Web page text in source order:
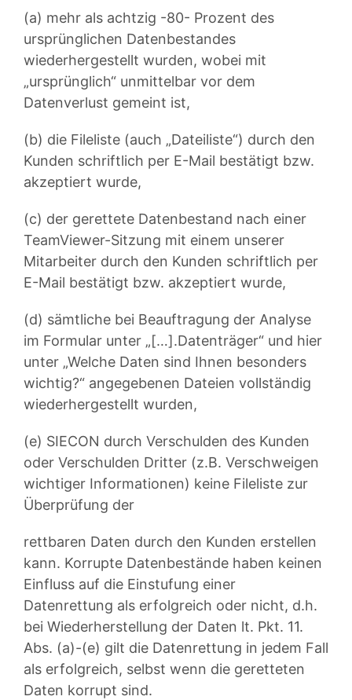
(a) mehr als achtzig -80- Prozent des
ursprünglichen Datenbestandes
wiederhergestellt wurden, wobei mit
„ursprünglich“ unmittelbar vor dem
Datenverlust gemeint ist,
(b) die Fileliste (auch „Dateiliste“) durch den
Kunden schriftlich per E-Mail bestätigt bzw.
akzeptiert wurde,
(c) der gerettete Datenbestand nach einer
TeamViewer-Sitzung mit einem unserer
Mitarbeiter durch den Kunden schriftlich per
E-Mail bestätigt bzw. akzeptiert wurde,
(d) sämtliche bei Beauftragung der Analyse
im Formular unter „[…].Datenträger“ und hier
unter „Welche Daten sind Ihnen besonders
wichtig?“ angegebenen Dateien vollständig
wiederhergestellt wurden,
(e) SIECON durch Verschulden des Kunden
oder Verschulden Dritter (z.B. Verschweigen
wichtiger Informationen) keine Fileliste zur
Überprüfung der
rettbaren Daten durch den Kunden erstellen
kann. Korrupte Datenbestände haben keinen
Einfluss auf die Einstufung einer
Datenrettung als erfolgreich oder nicht, d.h.
bei Wiederherstellung der Daten lt. Pkt. 11.
Abs. (a)-(e) gilt die Datenrettung in jedem Fall
als erfolgreich, selbst wenn die geretteten
Daten korrupt sind.